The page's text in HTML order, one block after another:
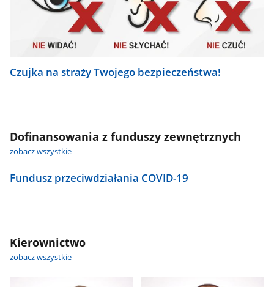
Czujka na straży Twojego bezpieczeństwa!
Dofinansowania z funduszy zewnętrznych
zobacz wszystkie
Fundusz przeciwdziałania COVID-19
Kierownictwo
zobacz wszystkie